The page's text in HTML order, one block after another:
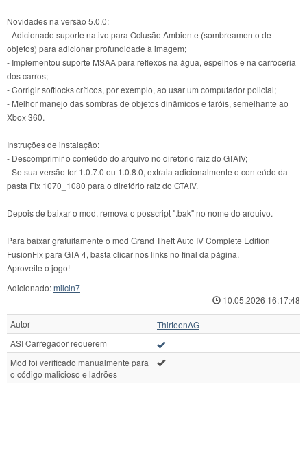
Novidades na versão 5.0.0:
- Adicionado suporte nativo para Oclusão Ambiente (sombreamento de
objetos) para adicionar profundidade à imagem;
- Implementou suporte MSAA para reflexos na água, espelhos e na carroceria
dos carros;
- Corrigir softlocks críticos, por exemplo, ao usar um computador policial;
- Melhor manejo das sombras de objetos dinâmicos e faróis, semelhante ao
Xbox 360.
Instruções de instalação:
- Descomprimir o conteúdo do arquivo no diretório raiz do GTAIV;
- Se sua versão for 1.0.7.0 ou 1.0.8.0, extraia adicionalmente o conteúdo da
pasta Fix 1070_1080 para o diretório raiz do GTAIV.
Depois de baixar o mod, remova o posscript ".bak" no nome do arquivo.
Para baixar gratuitamente o mod Grand Theft Auto IV Complete Edition
FusionFix para GTA 4, basta clicar nos links no final da página.
Aproveite o jogo!
Adicionado:milcin7
10.05.2026 16:17:48
Autor
ThirteenAG
ASI Carregador requerem
Mod foi verificado manualmente para
o código malicioso e ladrões